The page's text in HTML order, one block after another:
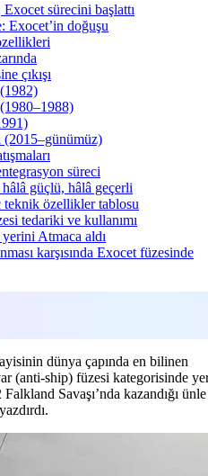
sürecini başlattı
Exocet’in doğuşu
çıkışı
(2015–günümüz)
süreci
güçlü, hâlâ geçerli
özellikler tablosu
tedariki ve kullanımı
Atmaca aldı
karşısında Exocet füzesinde
dünya çapında en bilinen
(anti-ship) füzesi kategorisinde
Savaşı’nda kazandığı ünle